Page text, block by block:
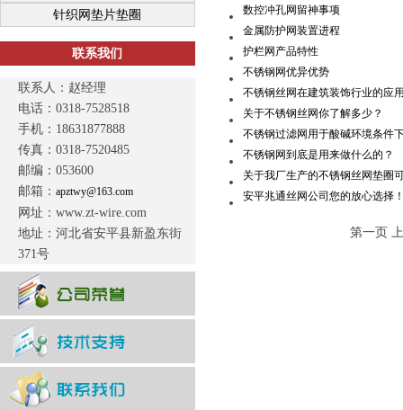
针织网垫片垫圈
联系我们
联系人：赵经理
电话：0318-7528518
手机：18631877888
传真：0318-7520485
邮编：053600
邮箱： apztwy@163.com
网址：www.zt-wire.com
地址：河北省安平县新盈东街
371号
数控冲孔网留神事项
金属防护网装置进程
护栏网产品特性
不锈钢网优异优势
不锈钢丝网在建筑装饰行业的应
关于不锈钢丝网你了解多少？
不锈钢过滤网用于酸碱环境条件
不锈钢网到底是用来做什么的？
关于我厂生产的不锈钢丝网垫圈
安平兆通丝网公司您的放心选择
第一页